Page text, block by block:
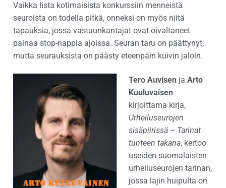
Vaikka lista kotimaisista konkurssiin menneistä
seuroista on todella pitkä, onneksi on myös niitä
tapauksia, jossa vastuunkantajat ovat oivaltaneet
painaa stop-nappia ajoissa. Seuran taru on päättynyt,
mutta seurauksista on päästy eteenpäin kuivin jaloin.
Tero Auvisen ja Arto
Kuuluvaisen
kirjoittama kirja,
Urheiluseurojen
sisäpiirissä – Tarinat
tunteen takana, kertoo
useiden suomalaisten
urheiluseurojen tarinan,
jossa lajin huipulta on